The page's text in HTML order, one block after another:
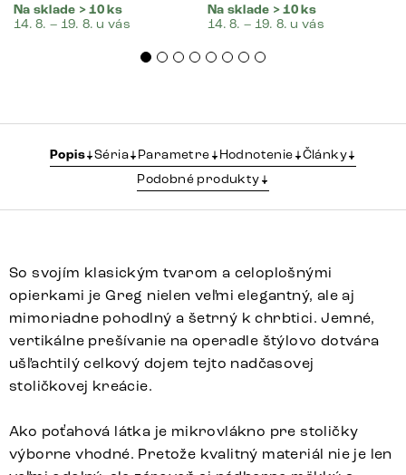
Na sklade > 10 ks
14. 8. – 19. 8. u vás
Na sklade > 10 ks
14. 8. – 19. 8. u vás
Popis Séria Parametre Hodnotenie
Články
Podobné produkty
So svojím klasickým tvarom a celoplošnými
opierkami je Greg nielen veľmi elegantný, ale aj
mimoriadne pohodlný a šetrný k chrbtici. Jemné,
vertikálne prešívanie na operadle štýlovo dotvára
ušľachtilý celkový dojem tejto nadčasovej
stoličkovej kreácie.
Ako poťahová látka je mikrovlákno pre stoličky
výborne vhodné. Pretože kvalitný materiál nie je len